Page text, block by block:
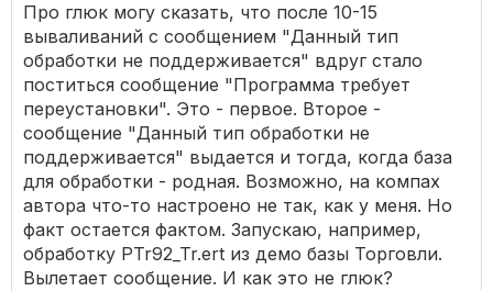
Про глюк могу сказать, что после 10-15
вываливаний с сообщением "Данный тип
обработки не поддерживается" вдруг стало
поститься сообщение "Программа требует
переустановки". Это - первое. Второе -
сообщение "Данный тип обработки не
поддерживается" выдается и тогда, когда база
для обработки - родная. Возможно, на компах
автора что-то настроено не так, как у меня. Но
факт остается фактом. Запускаю, например,
обработку PTr92_Tr.ert из демо базы Торговли.
Вылетает сообщение. И как это не глюк?